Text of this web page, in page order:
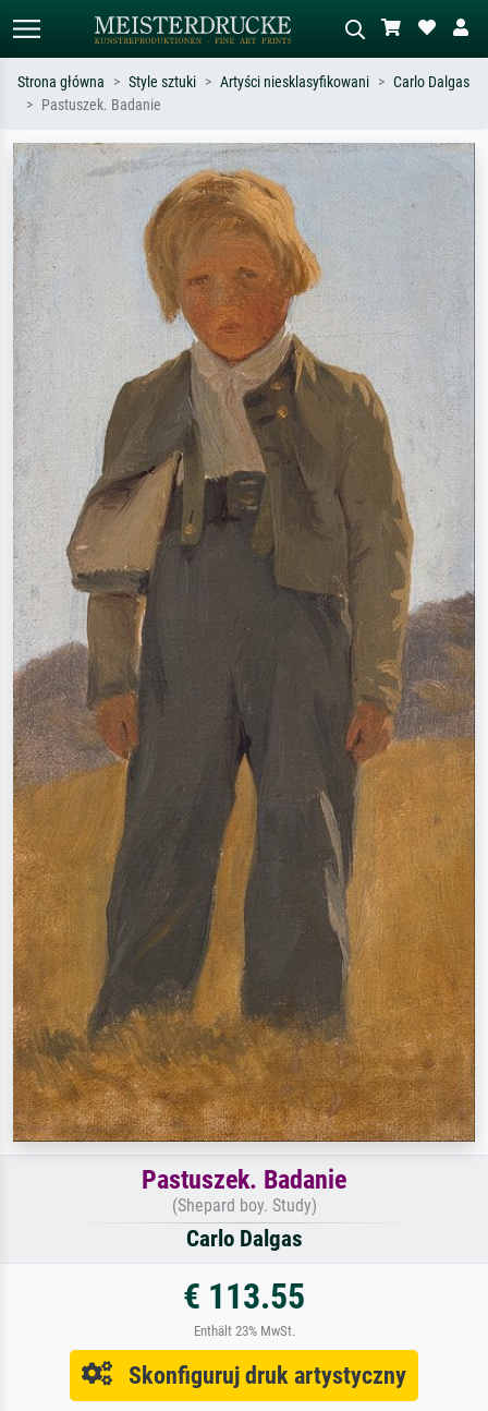
Szukaj wg artysty, tytułu lub stylu – np.
Monet, Gwiaździsta noc,
impresjonizm, fala Hokusaia, akt.
Opisz scenę – np. zielona łąka,
abstrakcja z czerwienią, ciemny olej,
stojący akt obok drzewa.
Strona główna Style sztuki Artyści niesklasyfikowani
Carlo Dalgas
Pastuszek. Badanie
Pastuszek. Badanie
(Shepard boy. Study)
Carlo Dalgas
€ 113.55
Enthält 23% MwSt.
Skonfiguruj druk artystyczny